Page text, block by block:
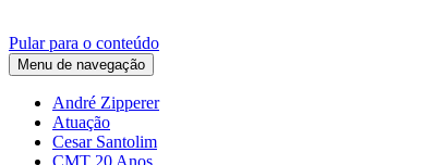
Pular para o conteúdo
Menu de navegação
André Zipperer
Atuação
Cesar Santolim
CMT 20 Anos